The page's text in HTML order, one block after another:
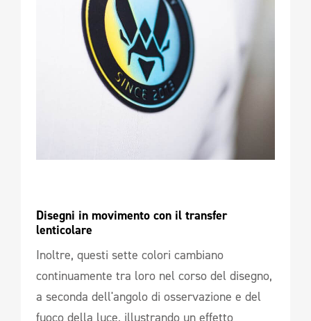
Disegni in movimento con il transfer
lenticolare
Inoltre, questi sette colori cambiano
continuamente tra loro nel corso del disegno,
a seconda dell'angolo di osservazione e del